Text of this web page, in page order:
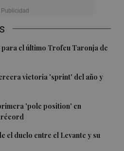
para el último Trofeu Taronja de
victoria 'sprint' del año y
'pole position' en
récord
el duelo entre el Levante y su